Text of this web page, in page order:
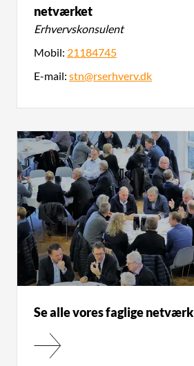
netværket
Erhvervskonsulent
Mobil: 21184745
E-mail: stn@rserhverv.dk
Se alle vores faglige netværk